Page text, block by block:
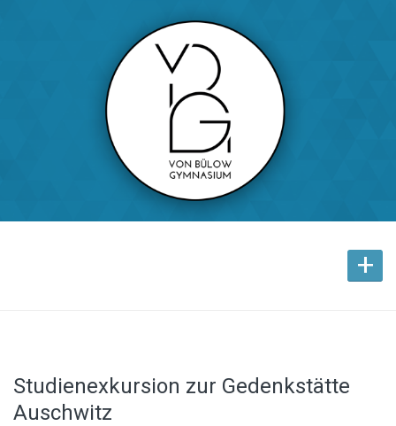
+
Studienexkursion zur Gedenkstätte
Auschwitz